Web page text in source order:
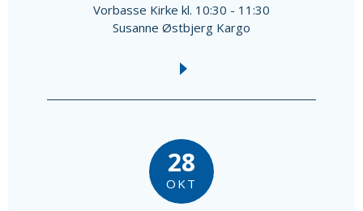
Vorbasse Kirke kl. 10:30 - 11:30
Susanne Østbjerg Kargo
28
OKT